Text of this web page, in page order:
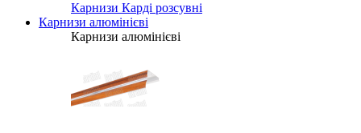
Карнизи Карді розсувні
Карнизи алюмінієві
Карнизи алюмінієві